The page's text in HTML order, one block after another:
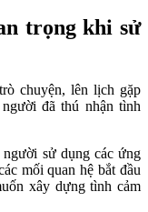
trọng khi sử
chuyện, lên lịch gặp
đã thú nhận tình
sử dụng các ứng
mối quan hệ bắt đầu
xây dựng tình cảm